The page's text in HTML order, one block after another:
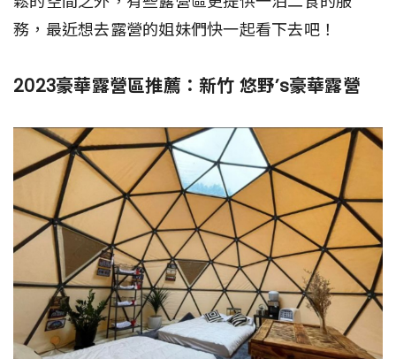
務，最近想去露營的姐妹們快一起看下去吧！
2023豪華露營區推薦：新竹 悠野’s豪華露營